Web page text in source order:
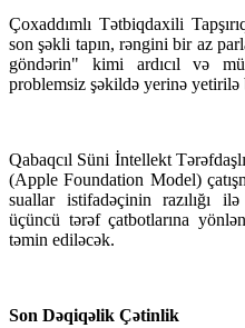
Çoxaddımlı Tətbiqdaxili
son şəkli tapın, rəngini bir az
göndərin" kimi ardıcıl və
problemsiz şəkildə yerinə yetirilə
Qabaqcıl Süni İntellekt
(Apple Foundation Model)
suallar istifadəçinin razılığı
üçüncü tərəf çatbotlarına
təmin ediləcək.
Son Dəqiqəlik Çətinlik